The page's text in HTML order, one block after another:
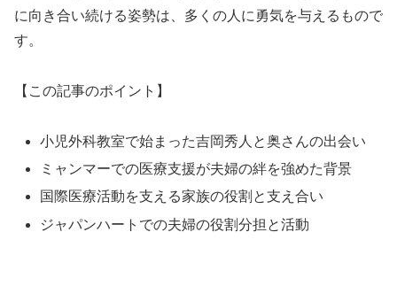
に向き合い続ける姿勢は、多くの人に勇気を与えるもので
す。
【この記事のポイント】
小児外科教室で始まった吉岡秀人と奥さんの出会い
ミャンマーでの医療支援が夫婦の絆を強めた背景
国際医療活動を支える家族の役割と支え合い
ジャパンハートでの夫婦の役割分担と活動